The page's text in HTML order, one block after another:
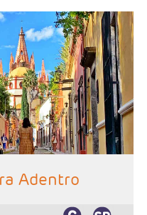
Noche San Miguel de
Zacatecas, 1 noche
ciudad de Mexico.
Adentro